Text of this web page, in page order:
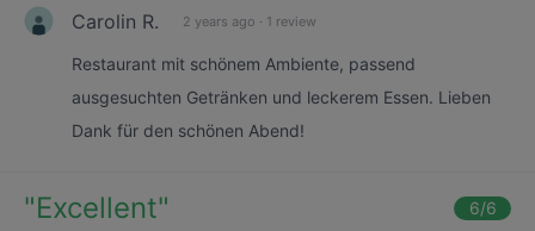
Carolin R. 2 years ago · 1 review
Restaurant mit schönem Ambiente, passend
ausgesuchten Getränken und leckerem Essen. Lieben
Dank für den schönen Abend!
"Excellent" 6/6